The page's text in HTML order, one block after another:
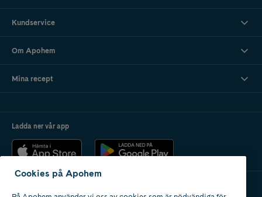
Kundservice
Om Apohem
Mina recept
Ladda ner vår app
Cookies på Apohem